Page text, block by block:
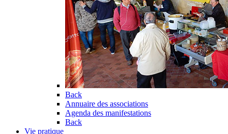
Back
Annuaire des associations
Agenda des manifestations
Back
Vie pratique